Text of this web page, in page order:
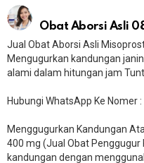
Obat Aborsi Asli
Jual Obat Aborsi Asli
Mengugurkan kandungan
alami dalam hitungan jam
Hubungi WhatsApp Ke Nomer
Menggugurkan Kandungan
400 mg (Jual Obat Penggugur
kandungan dengan